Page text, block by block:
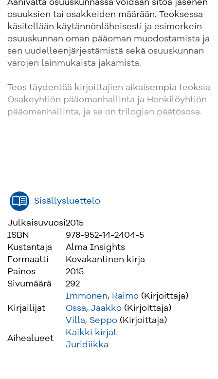
Äänivalta osuuskunnassa voidaan sitoa jäsenen
osuuksien tai osakkeiden määrään. Teoksessa
käsitellään käytännönläheisesti ja esimerkein
osuuskunnan oman pääoman muodostamista ja
sen uudelleenjärjestämistä sekä osuuskunnan
varojen lainmukaista jakamista.
Teos täydentää kirjoittajien aikaisempia teoksia
Osakeyhtiön pääomanhallinta ja Henkilöyhtiön
pääomanhallinta, ja se on ­trilogian päätösosa.
Sisällysluettelo
Julkaisuvuosi2015
ISBN
978-952-14-2404-5
Kustantaja
Alma Insights
Formaatti
Kovakantinen kirja
Painos
2015
Sivumäärä
292
Kirjailijat
Immonen, Raimo (Kirjoittaja)
Ossa, Jaakko (Kirjoittaja)
Villa, Seppo (Kirjoittaja)
Aihealueet
Kaikki kirjat
Juridiikka